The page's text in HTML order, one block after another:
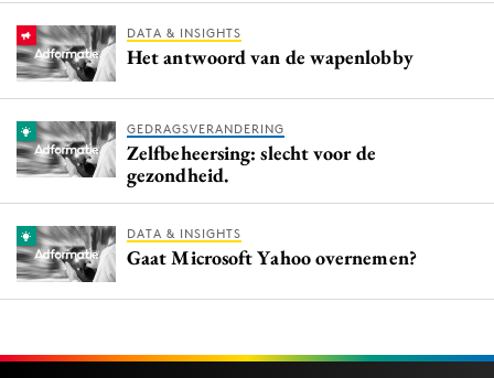
DATA & INSIGHTS
Het antwoord van de wapenlobby
GEDRAGSVERANDERING
Zelfbeheersing: slecht voor de
gezondheid.
DATA & INSIGHTS
Gaat Microsoft Yahoo overnemen?